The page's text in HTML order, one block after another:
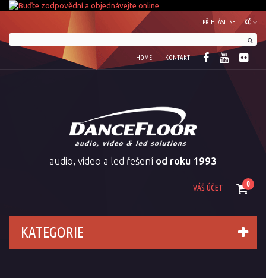
KČ
PŘIHLÁSIT SE
HOME KONTAKT
audio, video a led řešení od roku 1993
0
VÁŠ ÚČET
KATEGORIE